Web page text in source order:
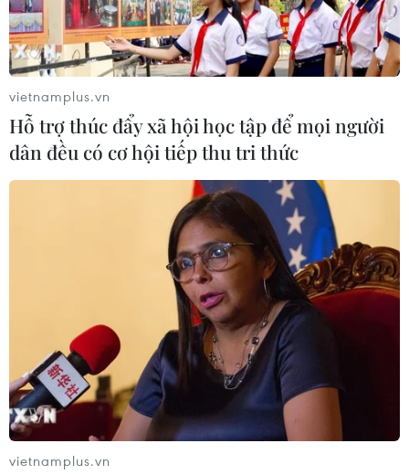
Các nhà đầu tư Australia tìm cách cứu
hãng thông tấn AAP
Một nhóm các nhà đầu tư Australia rất quan tâm đến
dịch vụ sản xuất tin tức, kiểm chứng thông tin và sản
xuất ảnh của AAP và có ý định mua lại hãng thông tấn
vừa mới tuyên bố đóng cửa này.
vietnamplus.vn
Hỗ trợ thúc đẩy xã hội học tập để mọi người
dân đều có cơ hội tiếp thu tri thức
vietnamplus.vn